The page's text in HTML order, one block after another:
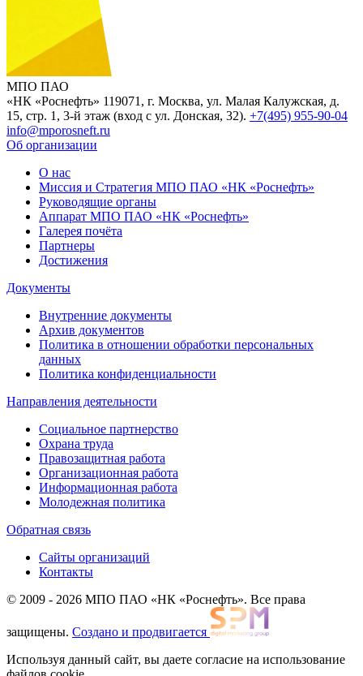
МПО ПАО
«НК «Роснефть» 119071, г. Москва, ул. Малая Калужская, д.
15, стр. 1, 3-й этаж (вход с ул. Донская, 32). +7(495) 955-90-04
info@mporosneft.ru
Об организации
О нас
Миссия и Стратегия МПО ПАО «НК «Роснефть»
Руководящие органы
Аппарат МПО ПАО «НК «Роснефть»
Галерея почёта
Партнеры
Достижения
Документы
Внутренние документы
Архив документов
Политика в отношении обработки персональных
данных
Политика конфиденциальности
Направления деятельности
Социальное партнерство
Охрана труда
Правозащитная работа
Организационная работа
Информационная работа
Молодежная политика
Обратная связь
Сайты организаций
Контакты
© 2009 - 2026 МПО ПАО «НК «Роснефть». Все права
защищены. Создано и продвигается
Используя данный сайт, вы даете согласие на использование